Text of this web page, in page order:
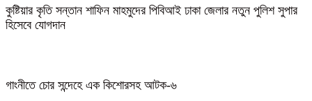
কুষ্টিয়ার কৃতি সন্তান শাফিন মাহমুদের পিবিআই ঢাকা জেলার নতুন পুলিশ সুপার
হিসেবে যোগদান
গাংনীতে চোর সন্দেহে এক কিশোরসহ আটক-৬